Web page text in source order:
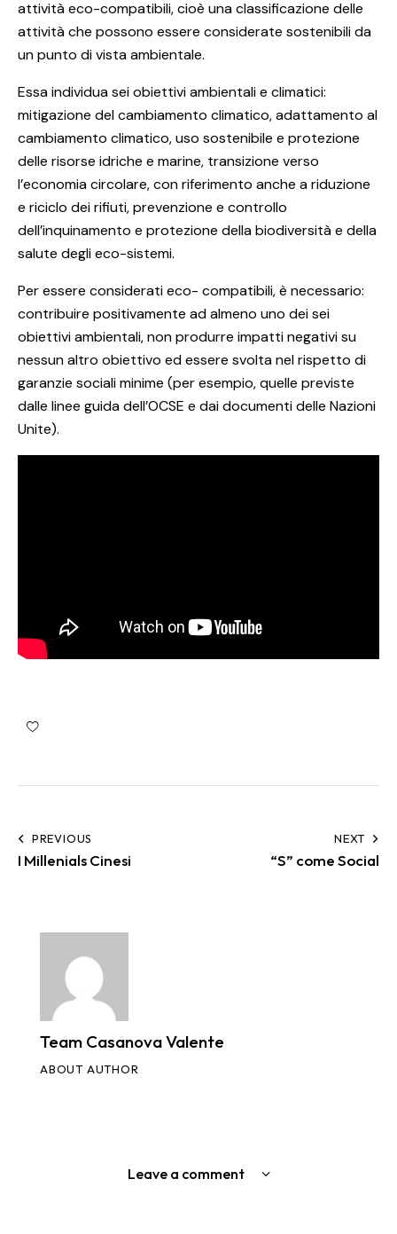
attività eco-compatibili, cioè una classificazione delle
attività che possono essere considerate sostenibili da
un punto di vista ambientale.
Essa individua sei obiettivi ambientali e climatici:
mitigazione del cambiamento climatico, adattamento al
cambiamento climatico, uso sostenibile e protezione
delle risorse idriche e marine, transizione verso
l’economia circolare, con riferimento anche a riduzione
e riciclo dei rifiuti, prevenzione e controllo
dell’inquinamento e protezione della biodiversità e della
salute degli eco-sistemi.
Per essere considerati eco- compatibili, è necessario:
contribuire positivamente ad almeno uno dei sei
obiettivi ambientali, non produrre impatti negativi su
nessun altro obiettivo ed essere svolta nel rispetto di
garanzie sociali minime (per esempio, quelle previste
dalle linee guida dell’OCSE e dai documenti delle Nazioni
Unite).
PREVIOUS
I Millenials Cinesi
NEXT
“S” come Social
Team Casanova Valente
ABOUT AUTHOR
Leave a comment